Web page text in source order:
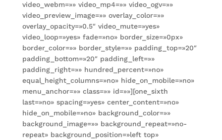
video_webm=»» video_mp4=»» video_ogv=»»
video_preview_image=»» overlay_color=»»
overlay_opacity=»0.5″ video_mute=»yes»
video_loop=»yes» fade=»no» border_size=»0px»
border_color=»» border_style=»» padding_top=»20″
padding_bottom=»20″ padding_left=»»
padding_right=»» hundred_percent=»no»
equal_height_columns=»no» hide_on_mobile=»no»
menu_anchor=»» class=»» id=»»][one_sixth
last=»no» spacing=»yes» center_content=»no»
hide_on_mobile=»no» background_color=»»
background_image=»» background_repeat=»no-
repeat» background_position=»left top»